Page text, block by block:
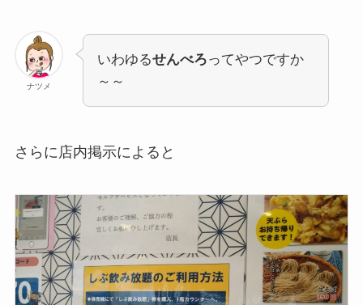
ナツメ
いわゆるせんべろってやつですか
～～
さらに店内掲示によると